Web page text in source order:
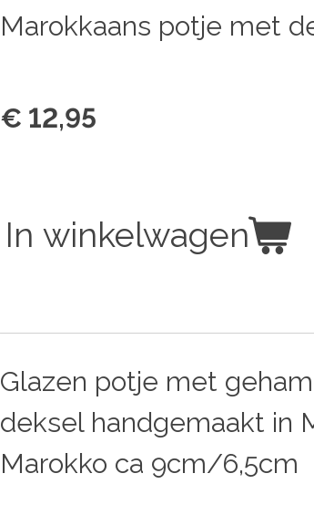
Marokkaans potje met
€ 12,95
In winkelwagen
Glazen potje met
deksel handgemaakt in
Marokko ca 9cm/6,5cm